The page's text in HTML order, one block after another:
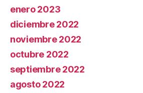
enero 2023
diciembre 2022
noviembre 2022
octubre 2022
septiembre 2022
agosto 2022